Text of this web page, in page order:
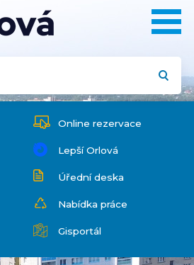
Online rezervace
Lepší Orlová
Úřední deska
Nabídka práce
Gisportál